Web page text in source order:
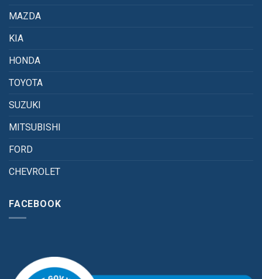
MAZDA
KIA
HONDA
TOYOTA
SUZUKI
MITSUBISHI
FORD
CHEVROLET
FACEBOOK